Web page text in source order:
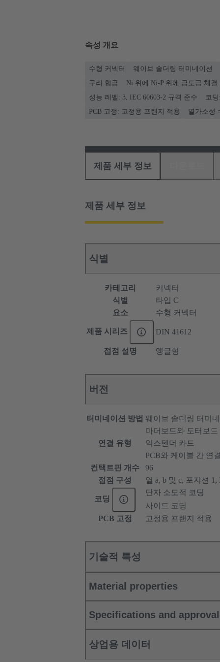
속성 개요
수형 커넥터 웨이브 솔더링 터미네이션
구리 합금
Ni 위에 Ni-P 위에 금도금 체
성능 레벨: 3, IEC 60603-2 규격 준수
코
PCB 고정: 고정용 프랜지 적용
열가소성
제품 세부 정보
제품 세부 정보
식별
카테고리
커넥터
식별
타입 C
요소
수형 커넥터
제품 시리즈 DIN 41612
접점 설명 앵글형
버전
터미네이션 방법 웨이브 솔더링 터미
연결 유형
마더보드와 도터보드
익스텐더 카드
PCB와 케이블 간 연결
컨택트핀 개수
96
접점 구성
열 a, b 및 c, 포지션 1,
코딩
단자 소모적 코딩
사이드 코딩
PCB 고정
고정용 프랜지 적용
기술적 특성
Material properties
Specifications and
상업용 데이터